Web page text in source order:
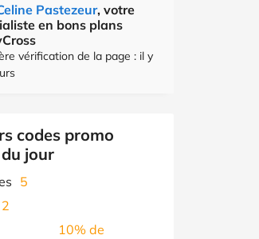
Pastezeur, votre
en bons plans
vérification de la page : il y
codes promo
jour
5
2
10% de